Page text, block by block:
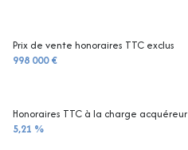
vue VUE MER PANORAMIQUE
Prix de vente honoraires TTC exclus
998 000 €
Honoraires TTC à la charge acquéreur
5,21 %